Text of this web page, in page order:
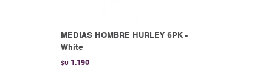
MEDIAS HOMBRE HURLEY 6PK -
White
$U 1.190